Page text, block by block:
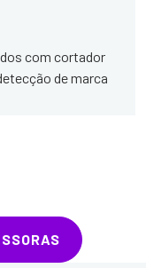
com cortador
de marca